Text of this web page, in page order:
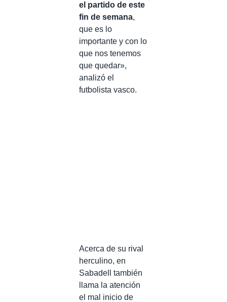
el partido de este
fin de semana,
que es lo
importante y con lo
que nos tenemos
que quedar»,
analizó el
futbolista vasco.
Acerca de su rival
herculino, en
Sabadell también
llama la atención
el mal inicio de